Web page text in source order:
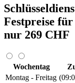
Festpreise
nur 269 CHF
Wochentag
Montag - Freitag